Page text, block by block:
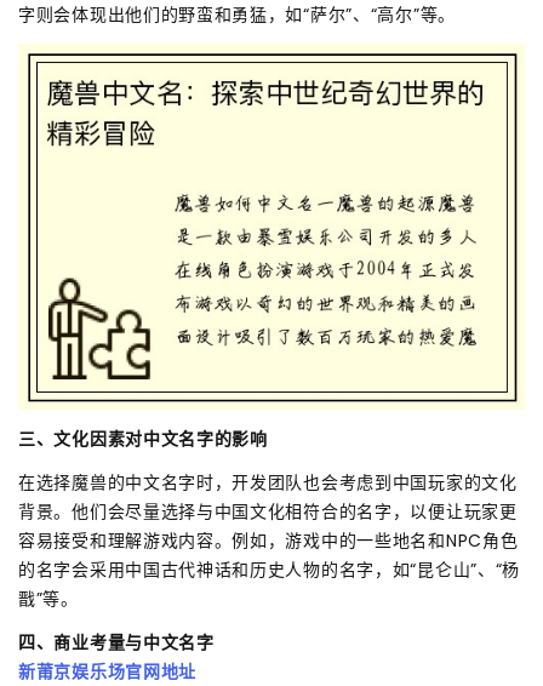
字则会体现出他们的野蛮和勇猛，如“萨尔”、“高尔”等。
三、文化因素对中文名字的影响
在选择魔兽的中文名字时，开发团队也会考虑到中国玩家的文化
背景。他们会尽量选择与中国文化相符合的名字，以便让玩家更
容易接受和理解游戏内容。例如，游戏中的一些地名和NPC角色
的名字会采用中国古代神话和历史人物的名字，如“昆仑山”、“杨
戬”等。
四、商业考量与中文名字
新莆京娱乐场官网地址